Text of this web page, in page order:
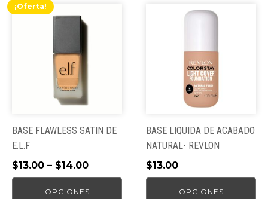
¡Oferta!
BASE FLAWLESS SATIN DE
E.L.F
$13.00 – $14.00
OPCIONES
Este
múltiples
variantes.
opciones
pueden
elegir
en
la
BASE LIQUIDA DE ACABADO
NATURAL- REVLON
$13.00
OPCIONES
múltiples
variantes.
opciones
pueden
elegir
en
la